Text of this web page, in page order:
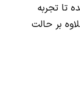
به‌خوبی رندر شده تا تجربه
بر حالت